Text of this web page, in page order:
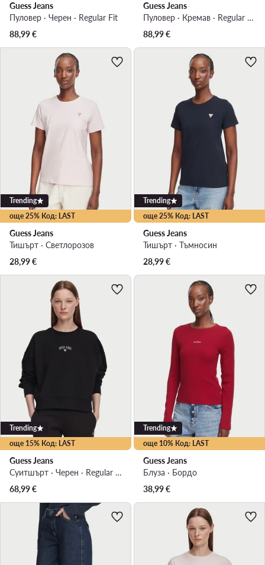
Guess Jeans
Пуловер · Черен · Regular Fit
88,99€
Guess Jeans
Пуловер · Кремав · Regular Fit
88,99€
още 25% Код: LAST
Trending
Guess Jeans
Тишърт · Светлорозов
28,99€
още 25% Код: LAST
Trending
Guess Jeans
Тишърт · Тъмносин
28,99€
още 15% Код: LAST
Trending
Guess Jeans
Суитшърт · Черен · Regular Fit
68,99€
още 10% Код: LAST
Trending
Guess Jeans
Блуза · Бордо
38,99€